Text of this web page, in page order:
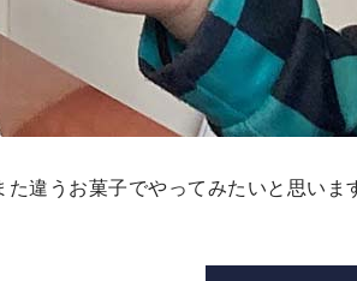
た違うお菓子でやってみたいと思いま